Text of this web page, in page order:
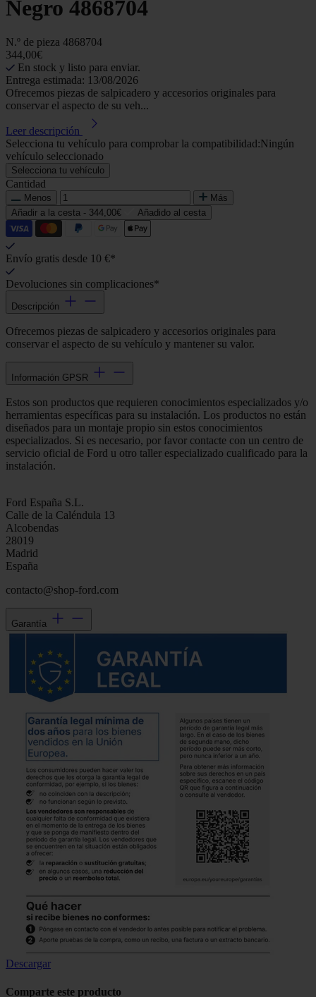
Negro 4868704
N.º de pieza 4868704
344,00€
En stock y listo para enviar.
Entrega estimada: 13/08/2026
Ofrecemos piezas de salpicadero y accesorios originales para
conservar el aspecto de su veh...
Leer descripción
Selecciona tu vehículo para comprobar la compatibilidad:Ningún
vehículo seleccionado
Selecciona tu vehículo
Cantidad
Menos
Más
Añadir a la cesta - 344,00€ Añadido al cesta
Envío gratis desde 10 €*
Devoluciones sin complicaciones*
Descripción
Ofrecemos piezas de salpicadero y accesorios originales para
conservar el aspecto de su vehículo y mantener su valor.
Información GPSR
Estos son productos que requieren conocimientos especializados y/o
herramientas específicas para su instalación. Los productos no están
diseñados para un montaje propio sin estos conocimientos
especializados. Si es necesario, por favor contacte con un centro de
servicio oficial de Ford u otro taller especializado cualificado para la
instalación.
Ford España S.L.
Calle de la Caléndula 13
Alcobendas
28019
Madrid
España
contacto@shop-ford.com
Garantía
Descargar
Comparte este producto